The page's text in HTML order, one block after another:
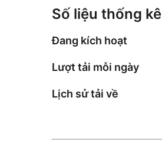
Số liệu thống kê
Đang kích hoạt
Lượt tải mỗi ngày
Lịch sử tải về